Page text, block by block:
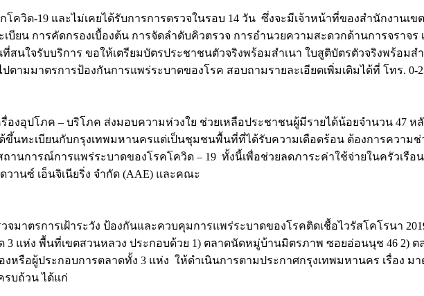
ควิด-19 และไม่เคยได้รับการการตรวจในรอบ 14 วัน ซึ่งจะมีเจ้าหน้าที่ของสำนักงาน
ยน การคัดกรองเบื้องต้น การจัดลำดับคิวตรวจ การอำนวยความสะดวกด้านการจราจ
นใจรับบริการ ขอให้เตรียมบัตรประชาชนตัวจริงพร้อมสำเนา ใบสูติบัตรตัวจริงพร้อมส
มมาตรการป้องกันการแพร่ระบาดของโรค สอบถามรายละเอียดเพิ่มเติมได้ที่ โทร. 0-
องอุปโภค – บริโภค ส่งมอบความห่วงใย ช่วยเหลือประชาชนผู้มีรายได้น้อยจำนวน 47
นทะเบียนกับกรุงเทพมหานครแต่เป็นชุมชนพื้นที่ที่ได้รับความเดือดร้อน ต้องการความช่
านการณ์การแพร่ระบาดของโรคโควิด – 19 ทั้งนี้เพื่อช่วยลดภาระค่าใช้จ่ายในครัวเรื
นซ์ เอ็นจิเนียริ่ง จำกัด (AAE) และคณะ
จมาตรการเฝ้าระวัง ป้องกันและควบคุมการแพร่ระบาดของโรคติดเชื้อไวรัสโคโรนา
แห่ง พื้นที่เขตสวนหลวง ประกอบด้วย 1) ตลาดนัดหมู่บ้านมิตรภาพ ซอยอ่อนนุช 46 2) ต
รือผู้ประกอบการตลาดทั้ง 3 แห่ง ให้ดำเนินการตามประกาศกรุงเทพมหานคร เรื่อง ม
รบถ้วน ได้แก่